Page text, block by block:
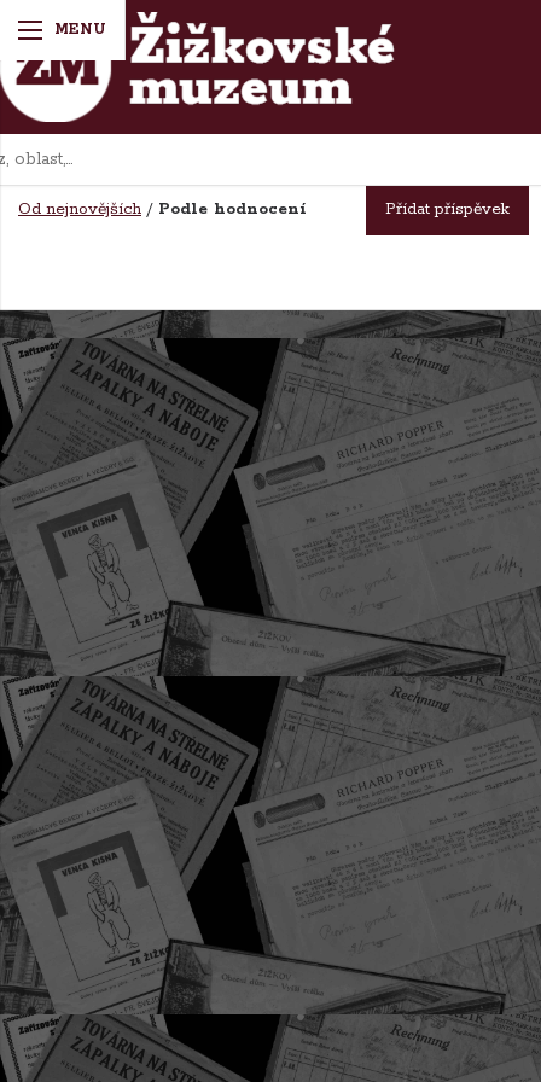
Diskuze k tématu:
Reklama na péra V. Pařík
Od nejnovějších / Podle hodnocení Přídat příspěvek